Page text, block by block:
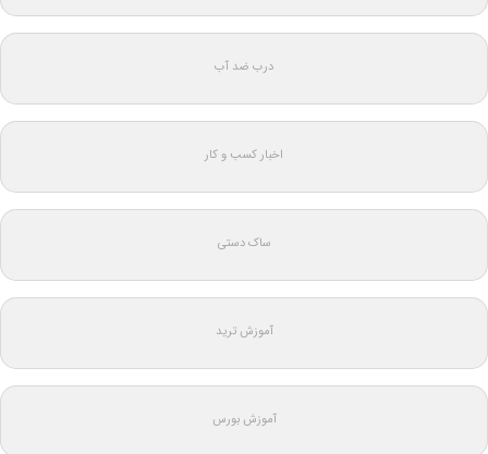
درب ضد آب
اخبار کسب و کار
ساک دستی
آموزش ترید
آموزش بورس